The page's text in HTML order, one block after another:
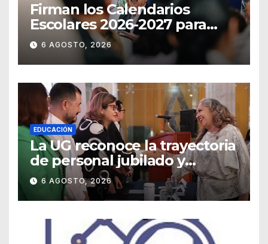
Firman los Calendarios
Escolares 2026-2027 para
Guanajuato
6 AGOSTO, 2026
EDUCACIÓN
La UG reconoce la trayectoria
de personal jubilado y
agradece su legado
6 AGOSTO, 2026